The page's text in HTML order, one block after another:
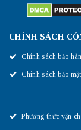
CHÍNH SÁCH
Chính sách bảo
Chính sách bảo
Phương thức vận